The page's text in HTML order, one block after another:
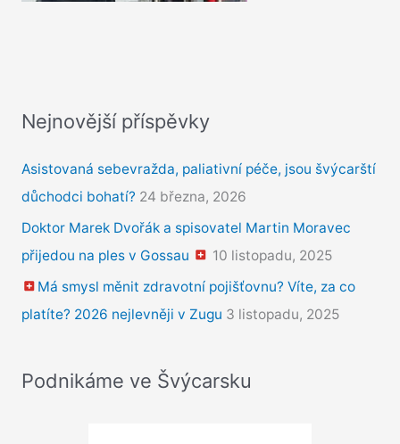
Nejnovější příspěvky
Asistovaná sebevražda, paliativní péče, jsou švýcarští
důchodci bohatí? 24 března, 2026
Doktor Marek Dvořák a spisovatel Martin Moravec
přijedou na ples v Gossau
10 listopadu, 2025
Má smysl měnit zdravotní pojišťovnu? Víte, za co
platíte? 2026 nejlevněji v Zugu 3 listopadu, 2025
Podnikáme ve Švýcarsku